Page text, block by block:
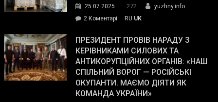
The
Street
Journal.
25.07.2025 272
yuzhny.info
2 Коментарі
Південному
працівникам
ОПЗ
з
матеріального
резерву
RU UK
ПРЕЗИДЕНТ ПРОВІВ НАРАДУ З
КЕРІВНИКАМИ СИЛОВИХ ТА
АНТИКОРУПЦІЙНИХ ОРГАНІВ: «НАШ
СПІЛЬНИЙ ВОРОГ — РОСІЙСЬКІ
ОКУПАНТИ. МАЄМО ДІЯТИ ЯК
КОМАНДА УКРАЇНИ»